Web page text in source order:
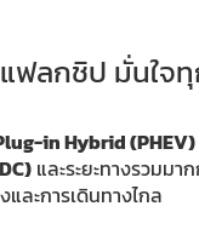
แฟลกชิป มั่นใ
in Hybrid (PHEV)
และระยะทางรวมมา
และการเดินทางไกล